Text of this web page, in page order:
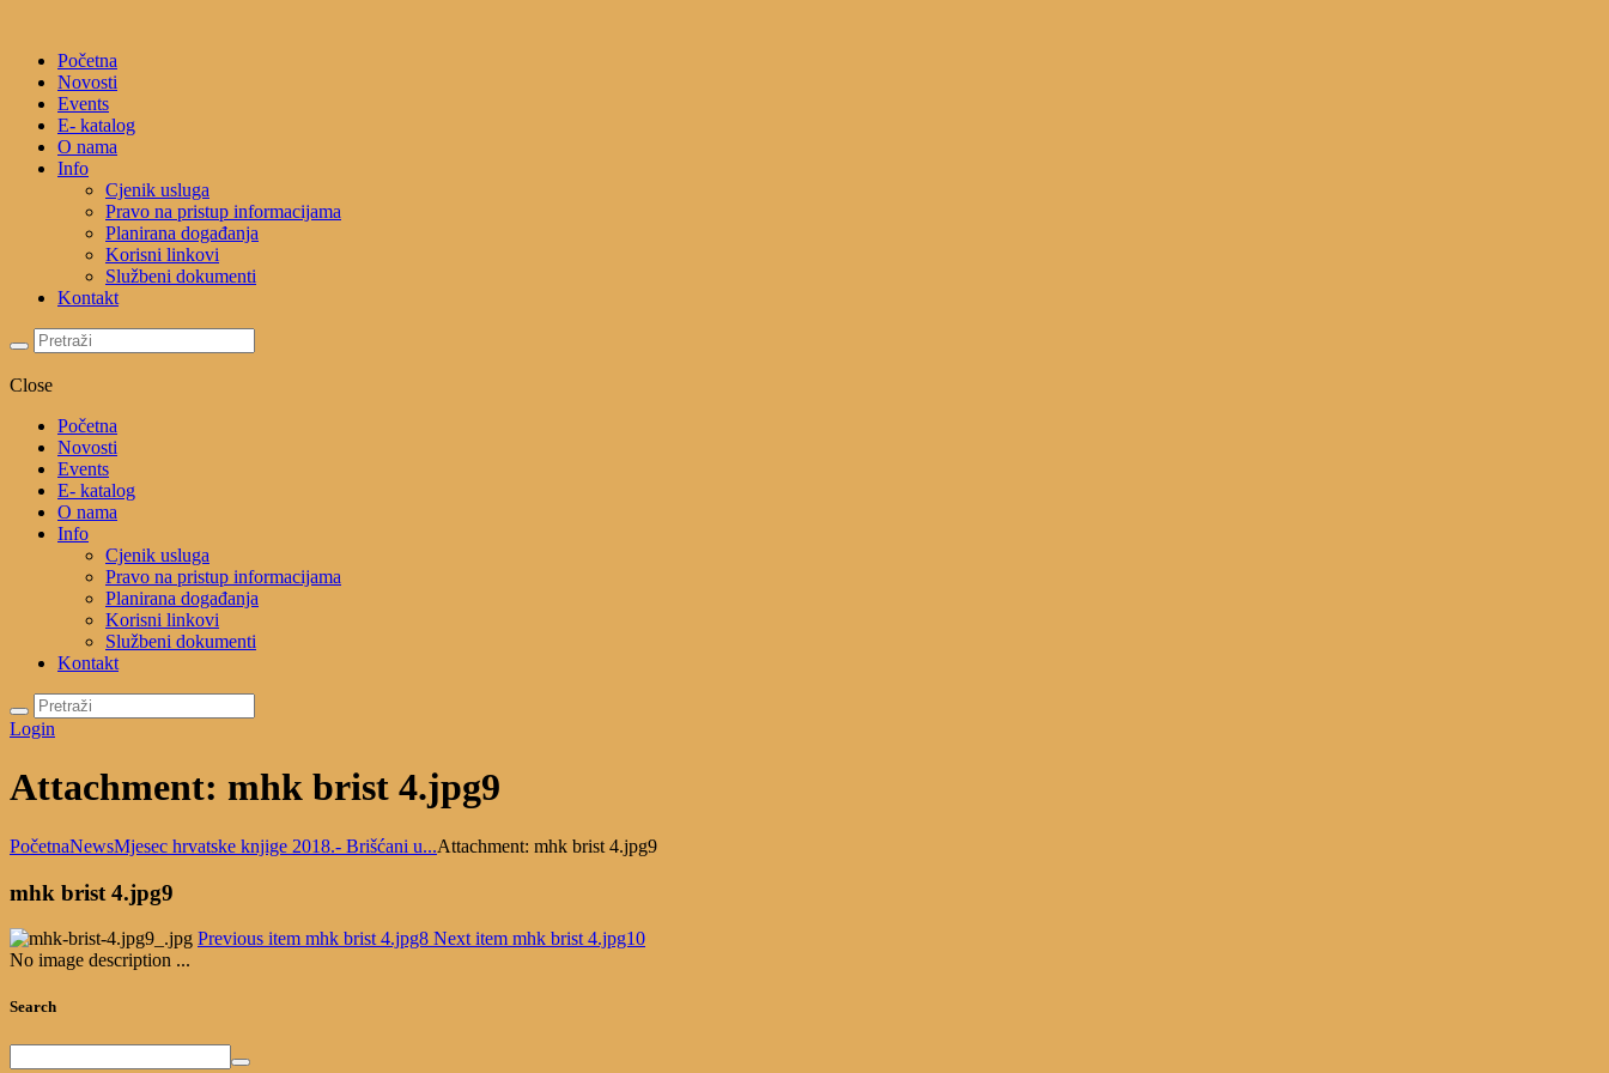
Početna
Novosti
Events
E- katalog
O nama
Info
Cjenik usluga
Pravo na pristup informacijama
Planirana događanja
Korisni linkovi
Službeni dokumenti
Kontakt
Close
Početna
Novosti
Events
E- katalog
O nama
Info
Cjenik usluga
Pravo na pristup informacijama
Planirana događanja
Korisni linkovi
Službeni dokumenti
Kontakt
Login
Attachment: mhk brist 4.jpg9
PočetnaNewsMjesec hrvatske knjige 2018.- Brišćani u...Attachment: mhk brist 4.jpg9
mhk brist 4.jpg9
Previous item mhk brist 4.jpg8 Next item mhk brist 4.jpg10
No image description ...
Search